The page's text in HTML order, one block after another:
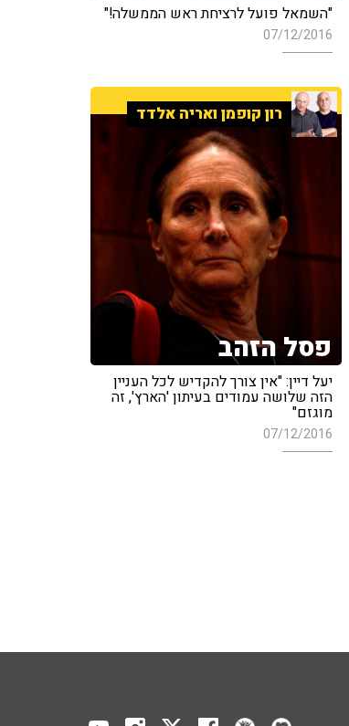
"השמאל פועל לרציחת ראש הממשלה!"
07/12/2016
רון קופמן ואריה אלדד
פסל הזהב
יעל דיין: "אין צורך להקדיש לכל העניין
הזה שלושה עמודים בעיתון 'הארץ', זה
מוגזם"
07/12/2016